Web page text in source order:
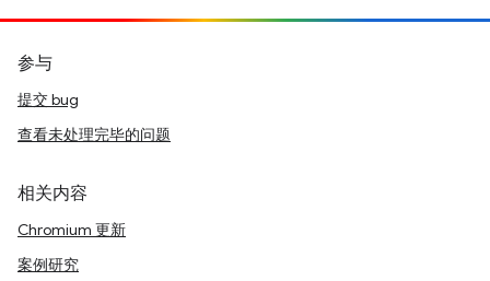
参与
提交 bug
查看未处理完毕的问题
相关内容
Chromium 更新
案例研究